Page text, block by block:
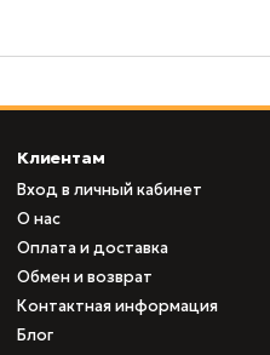
Клиентам
Вход в личный кабинет
О нас
Оплата и доставка
Обмен и возврат
Контактная информация
Блог